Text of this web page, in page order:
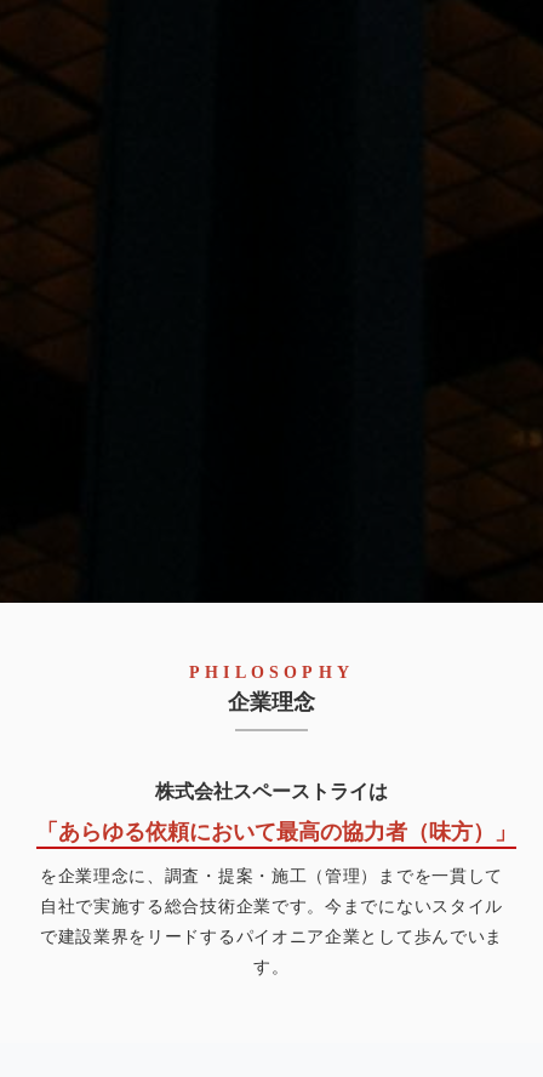
PHILOSOPHY
企業理念
株式会社スペーストライは
「あらゆる依頼において最高の協力者（味方）」
を企業理念に、調査・提案・施工（管理）までを一貫して
自社で実施する総合技術企業です。今までにないスタイル
で建設業界をリードするパイオニア企業として歩んでいま
す。